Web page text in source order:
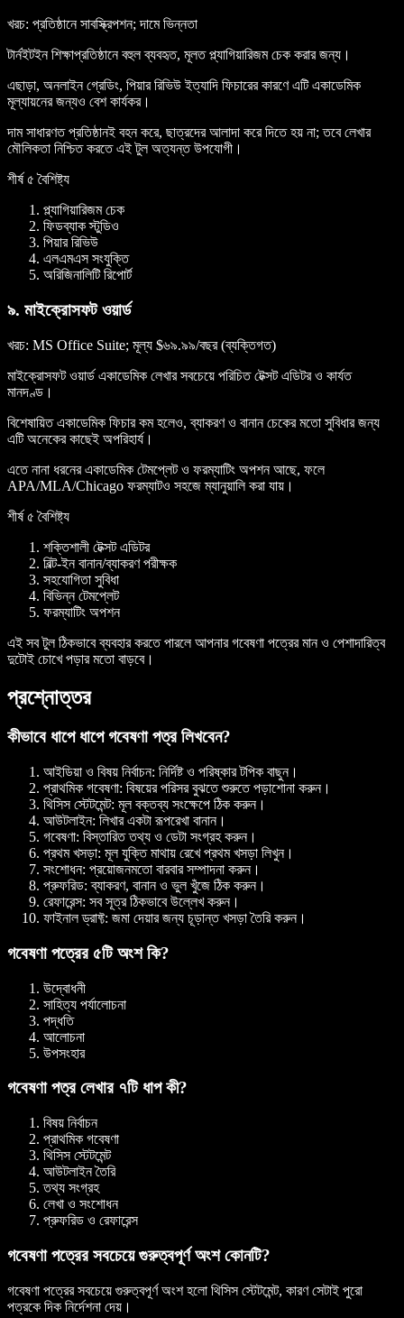
খরচ: প্রতিষ্ঠানে সাবস্ক্রিপশন; দামে ভিন্নতা
টার্নইটইন শিক্ষাপ্রতিষ্ঠানে বহুল ব্যবহৃত, মূলত প্ল্যাগিয়ারিজম চেক করার জন্য।
এছাড়া, অনলাইন গ্রেডিং, পিয়ার রিভিউ ইত্যাদি ফিচারের কারণে এটি একাডেমিক
মূল্যায়নের জন্যও বেশ কার্যকর।
দাম সাধারণত প্রতিষ্ঠানই বহন করে, ছাত্রদের আলাদা করে দিতে হয় না; তবে লেখার
মৌলিকতা নিশ্চিত করতে এই টুল অত্যন্ত উপযোগী।
শীর্ষ ৫ বৈশিষ্ট্য
প্ল্যাগিয়ারিজম চেক
ফিডব্যাক স্টুডিও
পিয়ার রিভিউ
এলএমএস সংযুক্তি
অরিজিনালিটি রিপোর্ট
৯. মাইক্রোসফট ওয়ার্ড
খরচ: MS Office Suite; মূল্য $৬৯.৯৯/বছর (ব্যক্তিগত)
মাইক্রোসফট ওয়ার্ড একাডেমিক লেখার সবচেয়ে পরিচিত টেক্সট এডিটর ও কার্যত
মানদণ্ড।
বিশেষায়িত একাডেমিক ফিচার কম হলেও, ব্যাকরণ ও বানান চেকের মতো সুবিধার জন্য
এটি অনেকের কাছেই অপরিহার্য।
এতে নানা ধরনের একাডেমিক টেমপ্লেট ও ফরম্যাটিং অপশন আছে, ফলে
APA/MLA/Chicago ফরম্যাটও সহজে ম্যানুয়ালি করা যায়।
শীর্ষ ৫ বৈশিষ্ট্য
শক্তিশালী টেক্সট এডিটর
বিল্ট-ইন বানান/ব্যাকরণ পরীক্ষক
সহযোগিতা সুবিধা
বিভিন্ন টেমপ্লেট
ফরম্যাটিং অপশন
এই সব টুল ঠিকভাবে ব্যবহার করতে পারলে আপনার গবেষণা পত্রের মান ও পেশাদারিত্ব
দুটোই চোখে পড়ার মতো বাড়বে।
প্রশ্নোত্তর
কীভাবে ধাপে ধাপে গবেষণা পত্র লিখবেন?
আইডিয়া ও বিষয় নির্বাচন: নির্দিষ্ট ও পরিষ্কার টপিক বাছুন।
প্রাথমিক গবেষণা: বিষয়ের পরিসর বুঝতে শুরুতে পড়াশোনা করুন।
থিসিস স্টেটমেন্ট: মূল বক্তব্য সংক্ষেপে ঠিক করুন।
আউটলাইন: লিখার একটা রূপরেখা বানান।
গবেষণা: বিস্তারিত তথ্য ও ডেটা সংগ্রহ করুন।
প্রথম খসড়া: মূল যুক্তি মাথায় রেখে প্রথম খসড়া লিখুন।
সংশোধন: প্রয়োজনমতো বারবার সম্পাদনা করুন।
প্রুফরিড: ব্যাকরণ, বানান ও ভুল খুঁজে ঠিক করুন।
রেফারেন্স: সব সূত্র ঠিকভাবে উল্লেখ করুন।
ফাইনাল ড্রাফ্ট: জমা দেয়ার জন্য চূড়ান্ত খসড়া তৈরি করুন।
গবেষণা পত্রের ৫টি অংশ কি?
উদ্বোধনী
সাহিত্য পর্যালোচনা
পদ্ধতি
আলোচনা
উপসংহার
গবেষণা পত্র লেখার ৭টি ধাপ কী?
বিষয় নির্বাচন
প্রাথমিক গবেষণা
থিসিস স্টেটমেন্ট
আউটলাইন তৈরি
তথ্য সংগ্রহ
লেখা ও সংশোধন
প্রুফরিড ও রেফারেন্স
গবেষণা পত্রের সবচেয়ে গুরুত্বপূর্ণ অংশ কোনটি?
গবেষণা পত্রের সবচেয়ে গুরুত্বপূর্ণ অংশ হলো থিসিস স্টেটমেন্ট, কারণ সেটাই পুরো
পত্রকে দিক নির্দেশনা দেয়।